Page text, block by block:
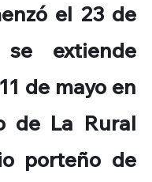
el 23 de
extiende
de mayo en
de La Rural
porteño de